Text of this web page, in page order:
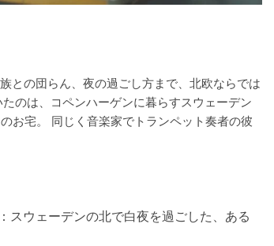
との団らん、夜の過ごし方まで、北欧ならでは
のは、コペンハーゲンに暮らすスウェーデン
お宅。 同じく音楽家でトランペット奏者の彼
スウェーデンの北で白夜を過ごした、ある